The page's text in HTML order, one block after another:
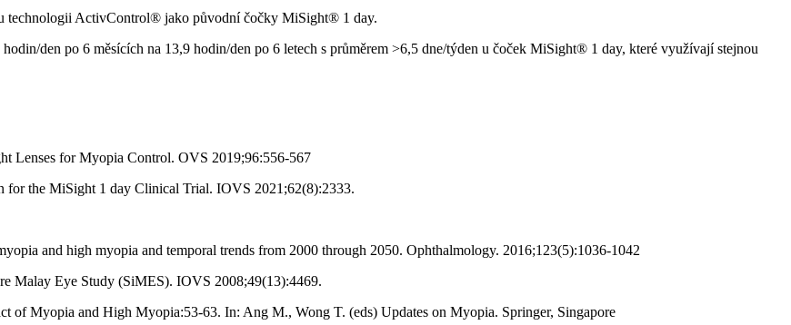
ActivControl® jako původní čočky MiSight® 1 day.
den po 6 měsících na 13,9 hodin/den po 6 letech s průměrem >6,5 dne/týden u čoček MiSight® 1 day, které využívají stejnou
Lenses for Myopia Control. OVS 2019;96:556-567
the MiSight 1 day Clinical Trial. IOVS 2021;62(8):2333.
and high myopia and temporal trends from 2000 through 2050. Ophthalmology. 2016;123(5):1036-1042
Malay Eye Study (SiMES). IOVS 2008;49(13):4469.
of Myopia and High Myopia:53-63. In: Ang M., Wong T. (eds) Updates on Myopia. Springer, Singapore